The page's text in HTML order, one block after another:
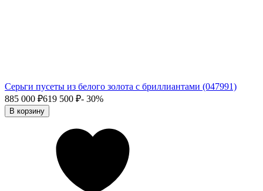
Серьги пусеты из белого золота с бриллиантами (047991)
885 000 ₽619 500 ₽- 30%
В корзину